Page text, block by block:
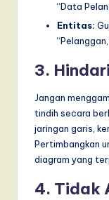
“Data
Entitas:
3.
Jangan
tindih secara
jaringan garis,
Pertimbangkan
diagram yang
4. Tidak